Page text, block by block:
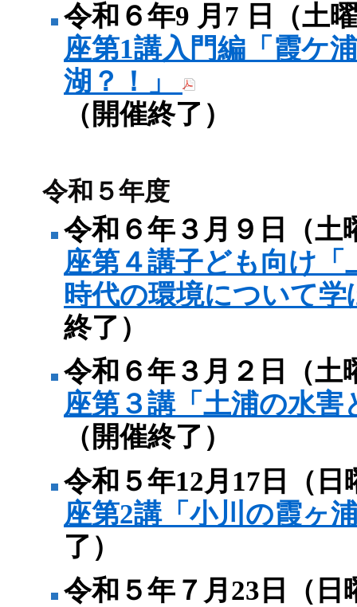
令和６年9 月7 日（土
座第1講入門編「霞ケ
湖？！」
（開催終了）
令和５年度
令和６年３月９日（土
座第４講子ども向け「
時代の環境について学
終了）
令和６年３月２日（土
座第３講「土浦の水害
（開催終了）
令和５年12月17日（日
座第2講「小川の霞ヶ
了）
令和５年７月23日（日